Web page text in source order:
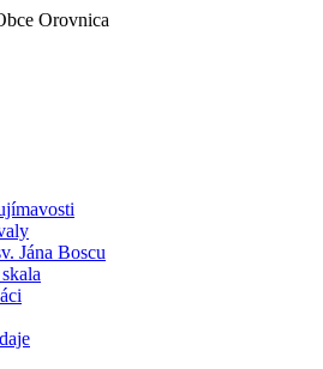
Orovnica
Jána Boscu